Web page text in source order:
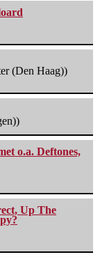
(Den Haag))
o.a. Deftones,
Up The